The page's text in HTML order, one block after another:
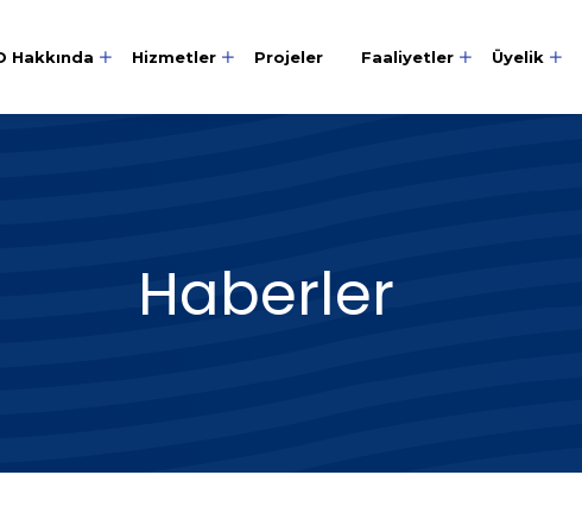
Hakkında Hizmetler Projeler Faaliyetler Üyelik
Haberler